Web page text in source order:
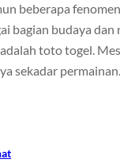
beberapa
bagian budaya dan
toto togel.
sekadar